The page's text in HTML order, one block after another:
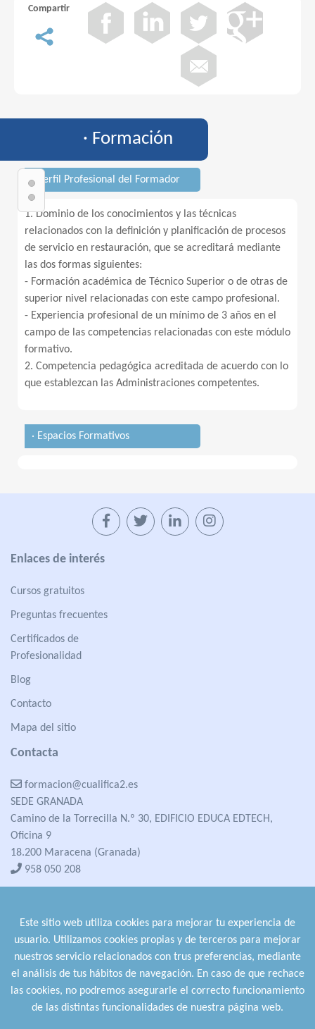
Compartir
· Formación
· Perfil Profesional del Formador
1. Dominio de los conocimientos y las técnicas
relacionados con la definición y planificación de procesos
de servicio en restauración, que se acreditará mediante
las dos formas siguientes:
- Formación académica de Técnico Superior o de otras de
superior nivel relacionadas con este campo profesional.
- Experiencia profesional de un mínimo de 3 años en el
campo de las competencias relacionadas con este módulo
formativo.
2. Competencia pedagógica acreditada de acuerdo con lo
que establezcan las Administraciones competentes.
· Espacios Formativos
Enlaces de interés
Cursos gratuitos
Preguntas frecuentes
Certificados de
Profesionalidad
Blog
Contacto
Mapa del sitio
Contacta
formacion@cualifica2.es
SEDE GRANADA
Camino de la Torrecilla N.º 30, EDIFICIO EDUCA EDTECH,
Oficina 9
18.200 Maracena (Granada)
958 050 208
958 991 970
Este sitio web utiliza cookies para mejorar tu experiencia de
usuario. Utilizamos cookies propias y de terceros para mejorar
nuestros servicio relacionados con trus preferencias, mediante
el análisis de tus hábitos de navegación. En caso de que rechace
las cookies, no podremos asegurarle el correcto funcionamiento
de las distintas funcionalidades de nuestra página web.